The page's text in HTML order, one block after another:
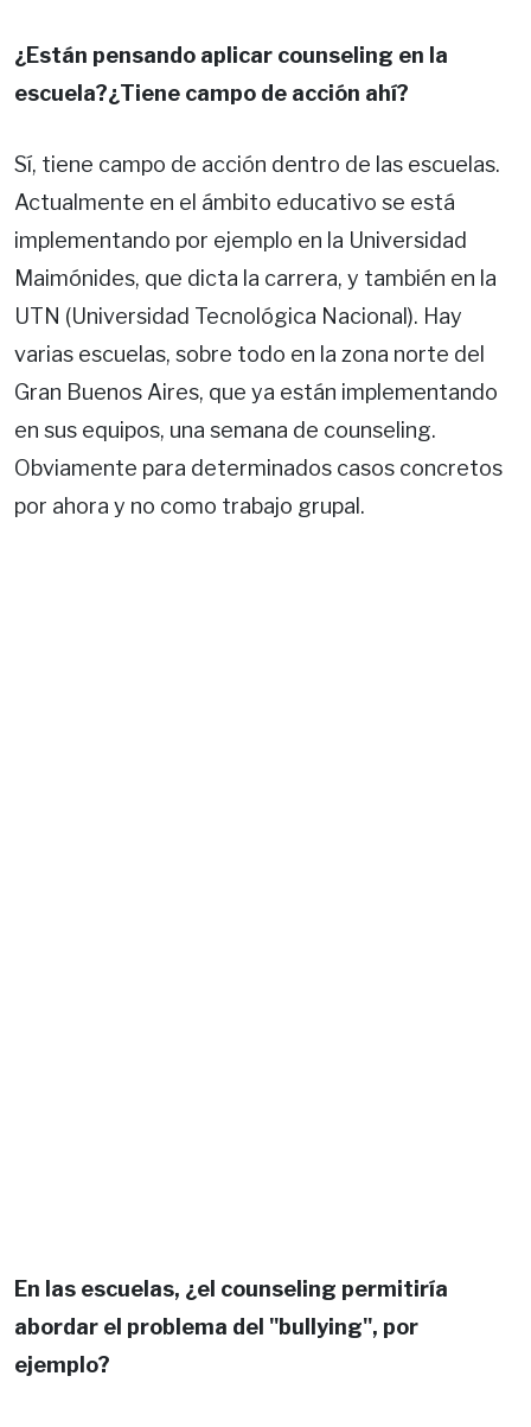
¿Están pensando aplicar counseling en la
escuela?¿Tiene campo de acción ahí?
Sí, tiene campo de acción dentro de las escuelas.
Actualmente en el ámbito educativo se está
implementando por ejemplo en la Universidad
Maimónides, que dicta la carrera, y también en la
UTN (Universidad Tecnológica Nacional). Hay
varias escuelas, sobre todo en la zona norte del
Gran Buenos Aires, que ya están implementando
en sus equipos, una semana de counseling.
Obviamente para determinados casos concretos
por ahora y no como trabajo grupal.
En las escuelas, ¿el counseling permitiría
abordar el problema del "bullying", por
ejemplo?